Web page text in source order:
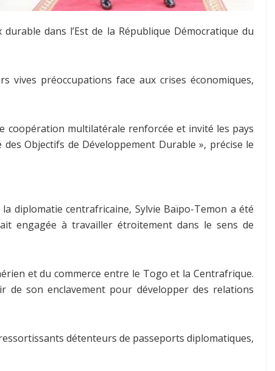
dans l’Est de la République Démocratique du
préoccupations face aux crises économiques,
coopération multilatérale renforcée et invité les pays
Objectifs de Développement Durable », précise le
diplomatie centrafricaine, Sylvie Baïpo-Temon a été
engagée à travailler étroitement dans le sens de
et du commerce entre le Togo et la Centrafrique.
de son enclavement pour développer des relations
détenteurs de passeports diplomatiques,